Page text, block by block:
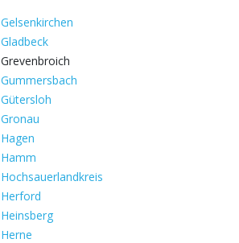
Gelsenkirchen
Gladbeck
Grevenbroich
Gummersbach
Gütersloh
Gronau
Hagen
Hamm
Hochsauerlandkreis
Herford
Heinsberg
Herne